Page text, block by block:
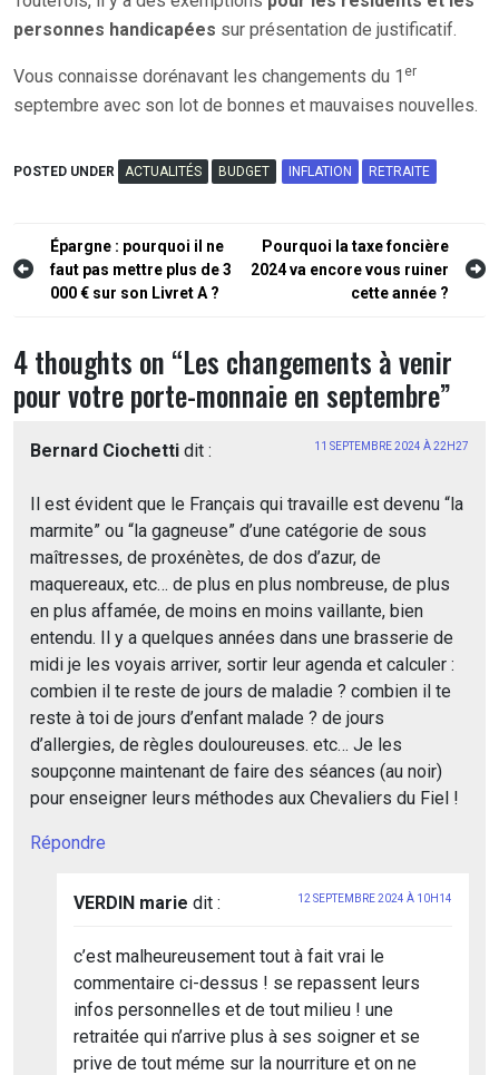
personnes handicapées sur présentation de justificatif.
Vous connaisse dorénavant les changements du 1 er
septembre avec son lot de bonnes et mauvaises nouvelles.
POSTED UNDER ACTUALITÉS BUDGET INFLATION RETRAITE
Navigation
de
Épargne : pourquoi il ne
faut pas mettre plus de 3
000 € sur son Livret A ?
Pourquoi la taxe foncière
2024 va encore vous ruiner
cette année ?
4 thoughts on “Les changements à venir
pour votre porte-monnaie en septembre”
Bernard Ciochetti dit : 11 SEPTEMBRE 2024 À 22H27
Il est évident que le Français qui travaille est devenu “la
marmite” ou “la gagneuse” d’une catégorie de sous
maîtresses, de proxénètes, de dos d’azur, de
maquereaux, etc… de plus en plus nombreuse, de plus
en plus affamée, de moins en moins vaillante, bien
entendu. Il y a quelques années dans une brasserie de
midi je les voyais arriver, sortir leur agenda et calculer :
combien il te reste de jours de maladie ? combien il te
reste à toi de jours d’enfant malade ? de jours
d’allergies, de règles douloureuses. etc… Je les
soupçonne maintenant de faire des séances (au noir)
pour enseigner leurs méthodes aux Chevaliers du Fiel !
Répondre
VERDIN marie dit : 12 SEPTEMBRE 2024 À 10H14
c’est malheureusement tout à fait vrai le
commentaire ci-dessus ! se repassent leurs
infos personnelles et de tout milieu ! une
retraitée qui n’arrive plus à ses soigner et se
prive de tout méme sur la nourriture et on ne